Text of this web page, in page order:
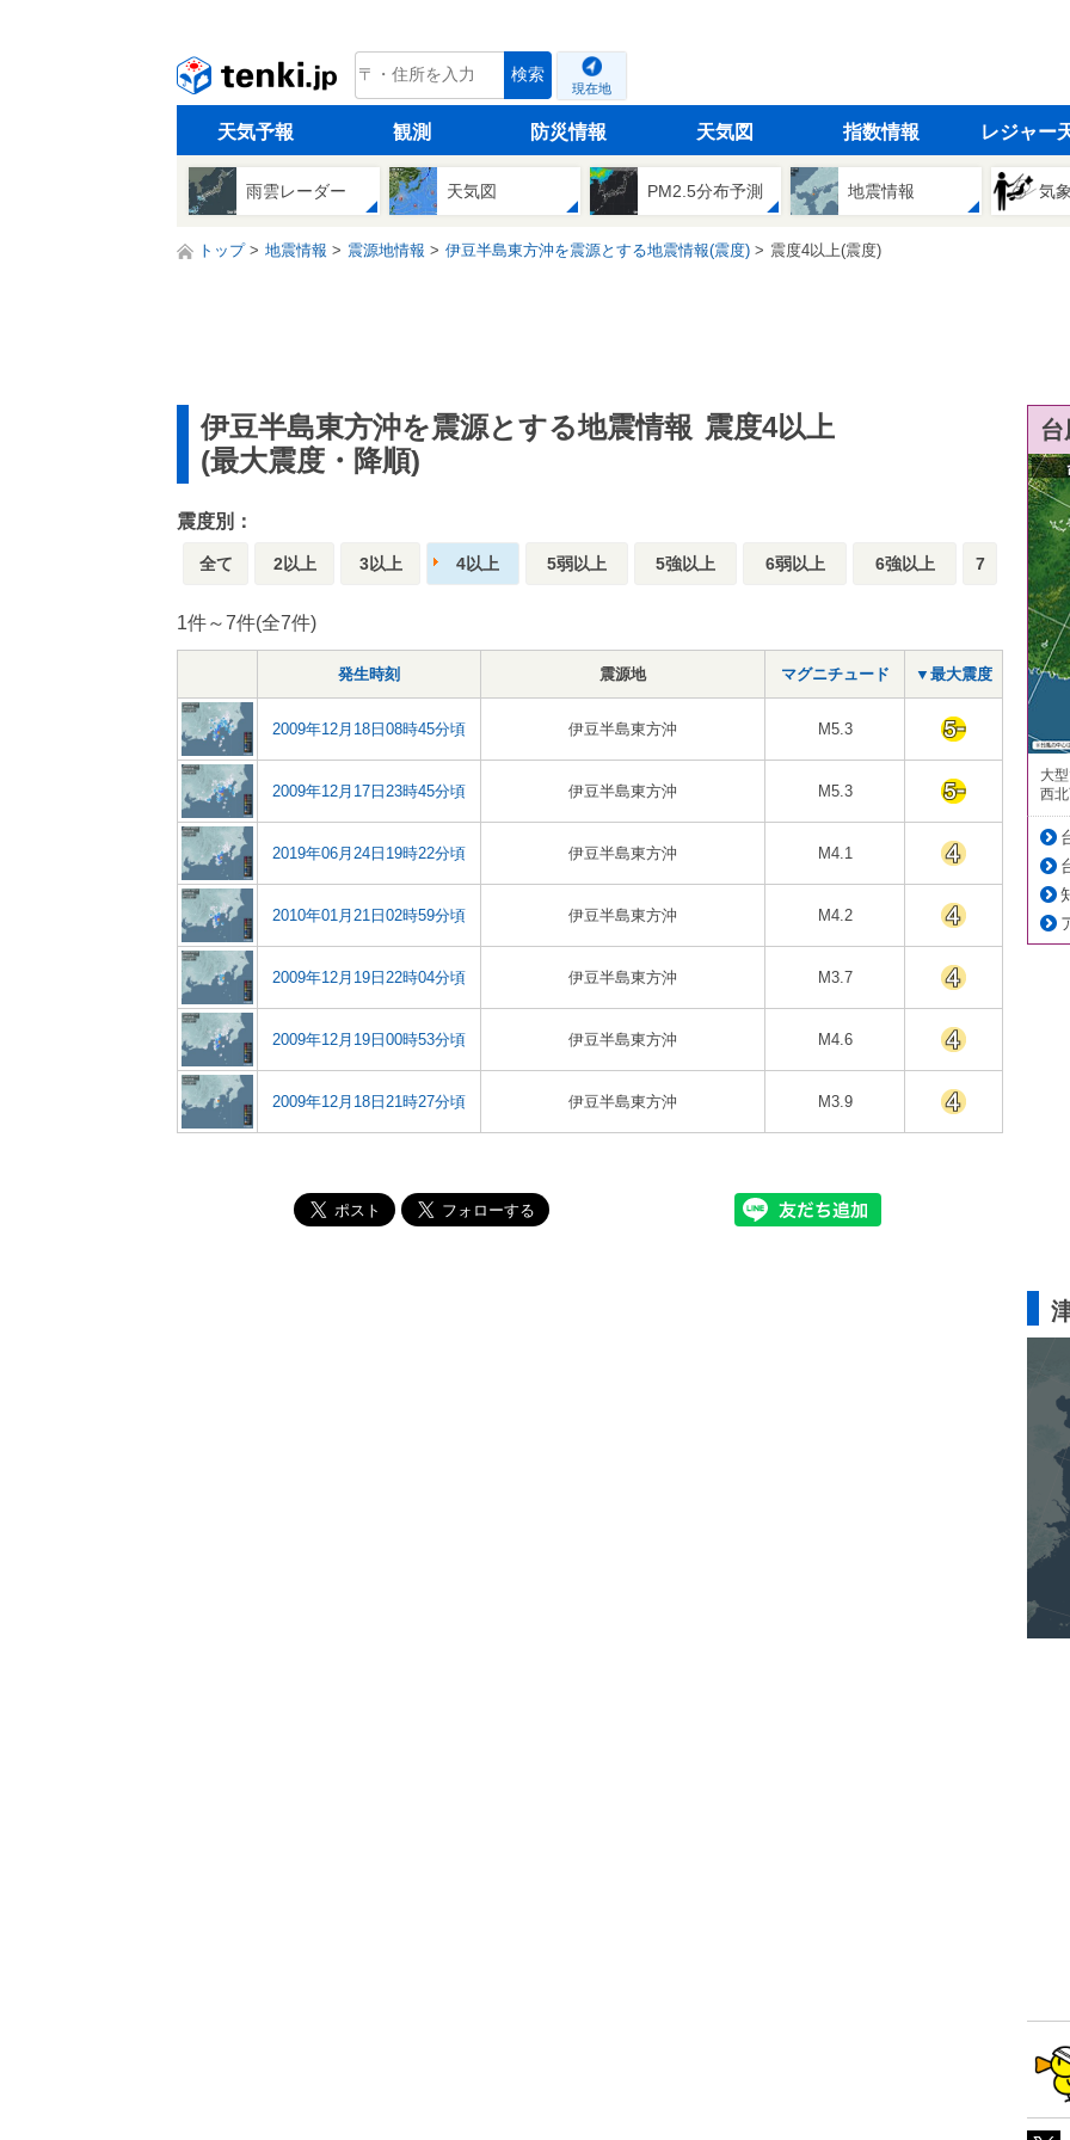
tenki.jp 検索
現在地
天気予報 観測 防災情報 天気図 指数情報 レジャー
雨雲レーダー 天気図 PM2.5分布予測 地震情報 気
トップ 地震情報 震源地情報 伊豆半島東方沖を震源とする地震情報(震度) 震度4以上(震度)
伊豆半島東方沖を震源とする地震情報 震度4以上
(最大震度・降順)
震度別：
全て 2以上 3以上 4以上 5弱以上 5強以上 6弱以上 6強以上 7
1件～7件(全7件)
発生時刻 震源地 マグニチュード ▼最大震度
2009年12月18日08時45分頃 伊豆半島東方沖 M5.3
2009年12月17日23時45分頃 伊豆半島東方沖 M5.3
2019年06月24日19時22分頃 伊豆半島東方沖 M4.1
2010年01月21日02時59分頃 伊豆半島東方沖 M4.2
2009年12月19日22時04分頃 伊豆半島東方沖 M3.7
2009年12月19日00時53分頃 伊豆半島東方沖 M4.6
2009年12月18日21時27分頃 伊豆半島東方沖 M3.9
大
西